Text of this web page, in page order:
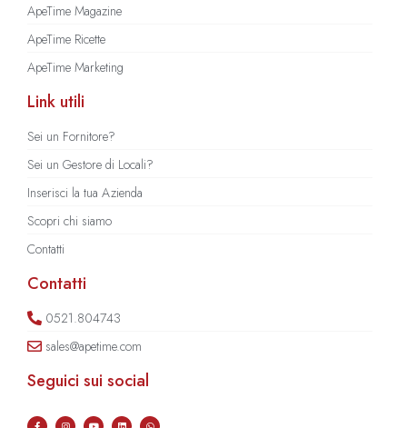
ApeTime Magazine
ApeTime Ricette
ApeTime Marketing
Link utili
Sei un Fornitore?
Sei un Gestore di Locali?
Inserisci la tua Azienda
Scopri chi siamo
Contatti
Contatti
0521.804743
sales@apetime.com
Seguici sui social